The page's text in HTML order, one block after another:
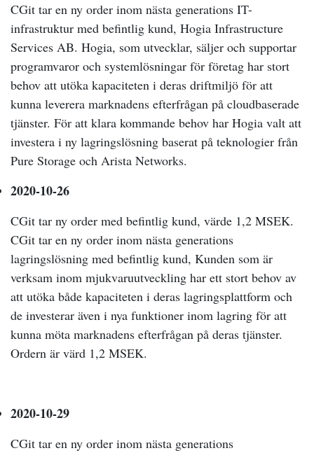
CGit tar en ny order inom nästa generations IT-
infrastruktur med befintlig kund, Hogia Infrastructure
Services AB. Hogia, som utvecklar, säljer och supportar
programvaror och systemlösningar för företag har stort
behov att utöka kapaciteten i deras driftmiljö för att
kunna leverera marknadens efterfrågan på cloudbaserade
tjänster. För att klara kommande behov har Hogia valt att
investera i ny lagringslösning baserat på teknologier från
Pure Storage och Arista Networks.
2020-10-26
CGit tar ny order med befintlig kund, värde 1,2 MSEK.
CGit tar en ny order inom nästa generations
lagringslösning med befintlig kund, Kunden som är
verksam inom mjukvaruutveckling har ett stort behov av
att utöka både kapaciteten i deras lagringsplattform och
de investerar även i nya funktioner inom lagring för att
kunna möta marknadens efterfrågan på deras tjänster.
Ordern är värd 1,2 MSEK.
2020-10-29
CGit tar en ny order inom nästa generations